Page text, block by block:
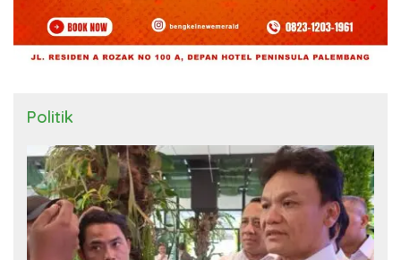
Politik